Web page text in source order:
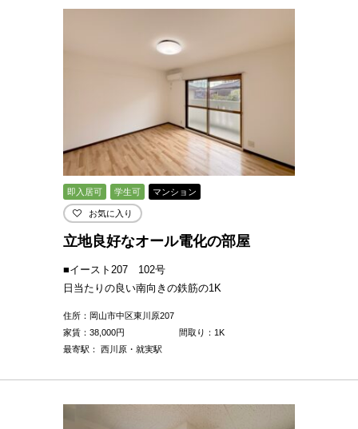
即入居可 学生可 マンション
お気に入り
立地良好なオール電化の部屋
■イースト207 102号
日当たりの良い南向きの鉄筋の1K
住所：岡山市中区東川原207
家賃： 38,000円
間取り：1K
最寄駅： 西川原・就実駅